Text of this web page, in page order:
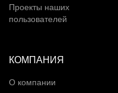
Проекты наших
пользователей
КОМПАНИЯ
О компании